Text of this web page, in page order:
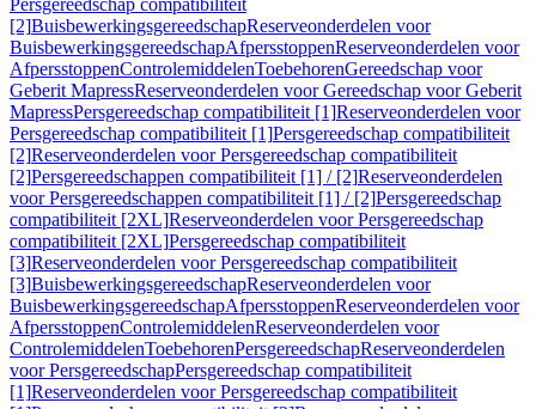
Persgereedschap compatibiliteit
[2]BuisbewerkingsgereedschapReserveonderdelen voor
BuisbewerkingsgereedschapAfpersstoppenReserveonderdelen voor
AfpersstoppenControlemiddelenToebehorenGereedschap voor
Geberit MapressReserveonderdelen voor Gereedschap voor Geberit
MapressPersgereedschap compatibiliteit [1]Reserveonderdelen voor
Persgereedschap compatibiliteit [1]Persgereedschap compatibiliteit
[2]Reserveonderdelen voor Persgereedschap compatibiliteit
[2]Persgereedschappen compatibiliteit [1] / [2]Reserveonderdelen
voor Persgereedschappen compatibiliteit [1] / [2]Persgereedschap
compatibiliteit [2XL]Reserveonderdelen voor Persgereedschap
compatibiliteit [2XL]Persgereedschap compatibiliteit
[3]Reserveonderdelen voor Persgereedschap compatibiliteit
[3]BuisbewerkingsgereedschapReserveonderdelen voor
BuisbewerkingsgereedschapAfpersstoppenReserveonderdelen voor
AfpersstoppenControlemiddelenReserveonderdelen voor
ControlemiddelenToebehorenPersgereedschapReserveonderdelen
voor PersgereedschapPersgereedschap compatibiliteit
[1]Reserveonderdelen voor Persgereedschap compatibiliteit